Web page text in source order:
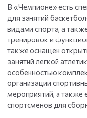
В «Чемпионе» есть
для занятий
видами спорта, а
тренировок и
также оснащен
занятий легкой
особенностью
организации
мероприятий, а также
спортсменов для